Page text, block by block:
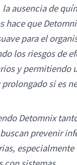
la ausencia de
hace que
para el
los riesgos de
y permitiendo
prolongado si es
Detomnix
prevenir
especialmente